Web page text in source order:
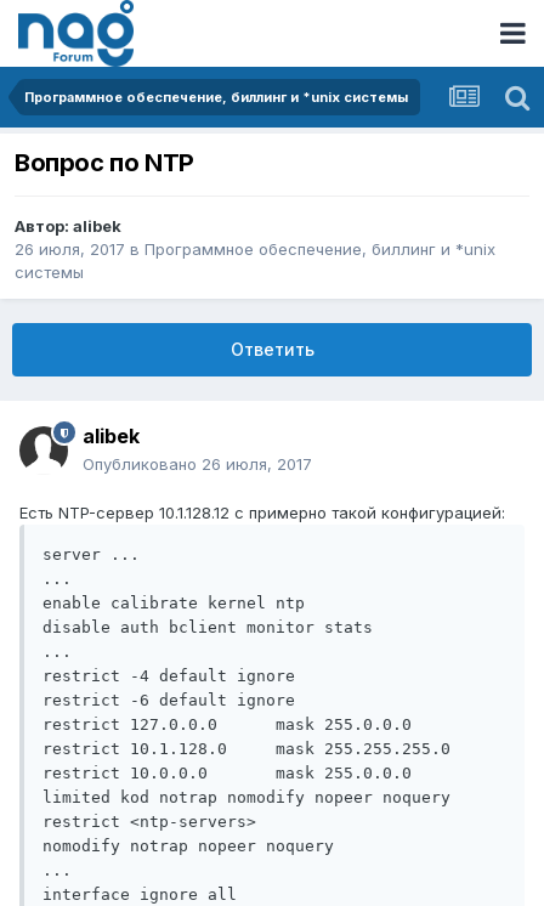
Программное обеспечение, биллинг и *unix системы
Вопрос по NTP
Автор: alibek
26 июля, 2017 в Программное обеспечение, биллинг и *unix
системы
Ответить
alibek
Опубликовано 26 июля, 2017
Есть NTP-сервер 10.1.128.12 с примерно такой конфигурацией:
server ...
...
enable calibrate kernel ntp
disable auth bclient monitor stats
...
restrict -4 default ignore
restrict -6 default ignore
restrict 127.0.0.0      mask 255.0.0.0
restrict 10.1.128.0     mask 255.255.255.0
restrict 10.0.0.0       mask 255.0.0.0
limited kod notrap nomodify nopeer noquery
restrict <ntp-servers>
nomodify notrap nopeer noquery
...
interface ignore all